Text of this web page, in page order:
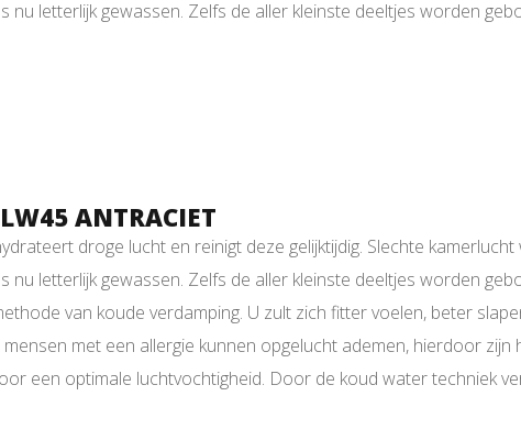
letterlijk gewassen. Zelfs de aller kleinste deeltjes worden
ANTRACIET
droge lucht en reinigt deze gelijktijdig. Slechte
nu letterlijk gewassen. Zelfs de aller kleinste deeltjes worden
van koude verdamping. U zult zich fitter voelen, beter
met een allergie kunnen opgelucht ademen, hierdoor
een optimale luchtvochtigheid. Door de koud water techniek